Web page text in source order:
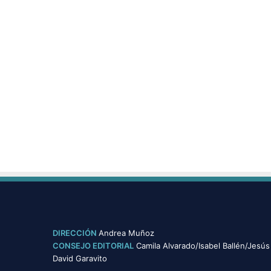
DIRECCIÓN Andrea Muñoz
CONSEJO EDITORIAL Camila Alvarado/Isabel Ballén/Jesús
David Garavito